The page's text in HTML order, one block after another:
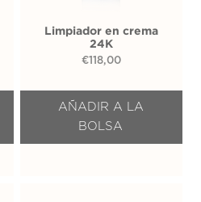
Limpiador en crema
24K
€118,00
AÑADIR A LA
BOLSA